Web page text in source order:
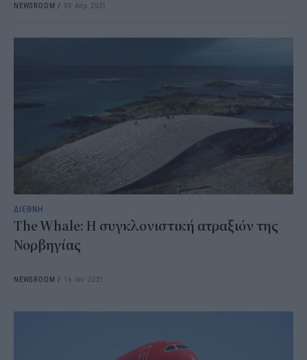
NEWSROOM / 09 Απρ 2021
ΔΙΕΘΝΗ
The Whale: Η συγκλονιστική ατραξιόν της
Νορβηγίας
NEWSROOM / 16 Ιαν 2021